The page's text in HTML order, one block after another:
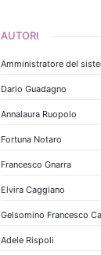
AUTORI
Amministratore del
Dario Guadagno
Annalaura Ruopolo
Fortuna Notaro
Francesco Gnarra
Elvira Caggiano
Gelsomino Francesco
Adele Rispoli